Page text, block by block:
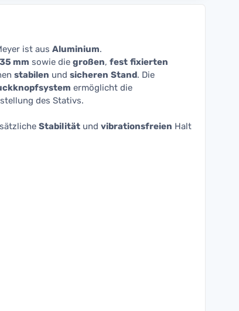
ist aus Aluminium.
mm sowie die großen, fest fixierten
stabilen und sicheren Stand. Die
ermöglicht die
des Stativs.
Stabilität und vibrationsfreien Halt